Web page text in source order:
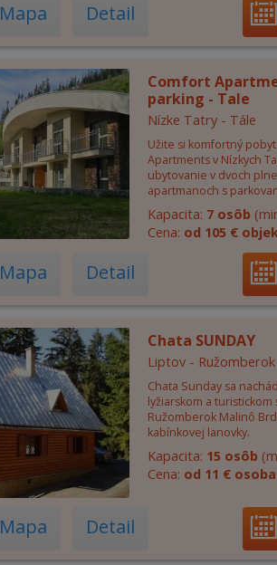
Mapa Detail
Comfort
parking - Tale
Nízke Tatry - Tále
Užite si komfortný
Apartments v Nízkych
ubytovanie v dvoch
apartmanoch s
Kapacita: 7 osôb
Cena: od 105 €
Mapa Detail
Chata SUNDAY
Liptov -
Chata Sunday sa
lyžiarskom a
Ružomberok Malinô
kabínkovej lanovky.
Kapacita: 15 osôb
Cena: od 11 €
Mapa Detail